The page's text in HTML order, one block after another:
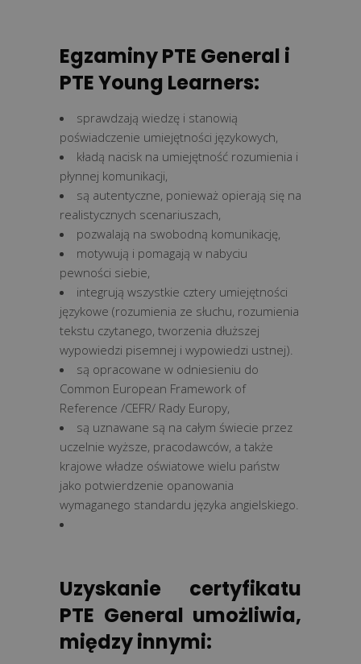
Egzaminy PTE General i
PTE Young Learners:
sprawdzają wiedzę i stanowią
poświadczenie umiejętności językowych,
kładą nacisk na umiejętność rozumienia i
płynnej komunikacji,
są autentyczne, ponieważ opierają się na
realistycznych scenariuszach,
pozwalają na swobodną komunikację,
motywują i pomagają w nabyciu
pewności siebie,
integrują wszystkie cztery umiejętności
językowe (rozumienia ze słuchu, rozumienia
tekstu czytanego, tworzenia dłuższej
wypowiedzi pisemnej i wypowiedzi ustnej).
są opracowane w odniesieniu do
Common European Framework of
Reference /CEFR/ Rady Europy,
są uznawane są na całym świecie przez
uczelnie wyższe, pracodawców, a także
krajowe władze oświatowe wielu państw
jako potwierdzenie opanowania
wymaganego standardu języka angielskiego.
Uzyskanie certyfikatu
PTE General umożliwia,
między innymi: